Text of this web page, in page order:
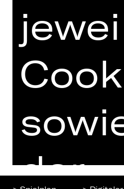
Home
Spielplan
Künstler*innen
Newsletter
Kartenkauf
Kontakt
der